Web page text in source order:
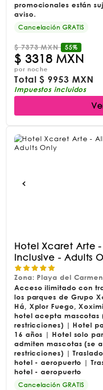
promocionales están
aviso.
Cancelación GRATIS
$7373 MXN 55%
$ 3318 MXN
por noche
Total$ 9953 MXN
Impuestos incluidos
Hotel Xcaret Arte -
Inclusive - Adults
Zona: Playa del
Acceso ilimitado con
los parques de Grupo
Há, Xplor Fuego,
hotel acepta mascotas
restricciones) | Hotel
16 años | Hotel solo para mayores de 16 años | Se
admiten mascotas (se
restricciones) |
hotel - aeropuerto |
hotel - aeropuerto
Cancelación GRATIS